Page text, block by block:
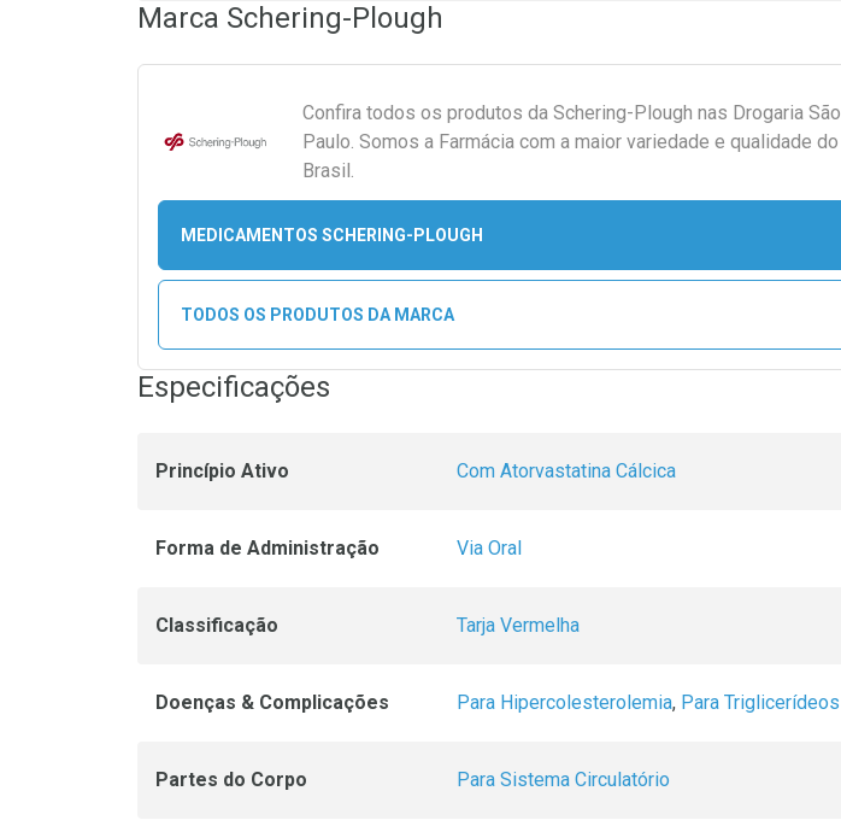
Marca Schering-Plough
Confira todos os produtos da Schering-Plough nas Drogaria São
Paulo. Somos a Farmácia com a maior variedade e qualidade do
Brasil.
MEDICAMENTOS SCHERING-PLOUGH
TODOS OS PRODUTOS DA MARCA
Especificações
Princípio Ativo Com Atorvastatina Cálcica
Forma de Administração Via Oral
Classificação Tarja Vermelha
Doenças & Complicações Para Hipercolesterolemia, Para Triglicerídeos
Partes do Corpo Para Sistema Circulatório